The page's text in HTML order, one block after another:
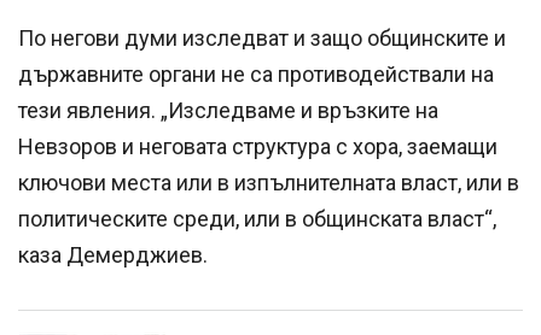
По негови думи изследват и защо общинските и
държавните органи не са противодействали на
тези явления. „Изследваме и връзките на
Невзоров и неговата структура с хора, заемащи
ключови места или в изпълнителната власт, или в
политическите среди, или в общинската власт“,
каза Демерджиев.